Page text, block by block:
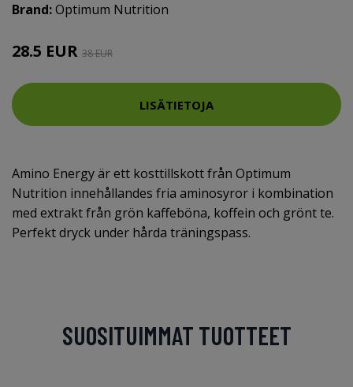
Brand:Optimum Nutrition
28.5 EUR 38 EUR
LISÄTIETOJA
Amino Energy är ett kosttillskott från Optimum
Nutrition innehållandes fria aminosyror i kombination
med extrakt från grön kaffeböna, koffein och grönt te.
Perfekt dryck under hårda träningspass.
SUOSITUIMMAT TUOTTEET